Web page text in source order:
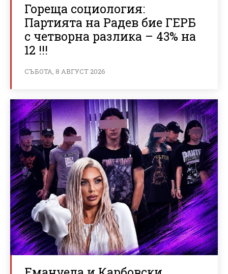
Гореща социология:
Партията на Радев бие ГЕРБ
с четворна разлика – 43% на
12 !!!
СЪБОТА, 8 АВГУСТ 2026